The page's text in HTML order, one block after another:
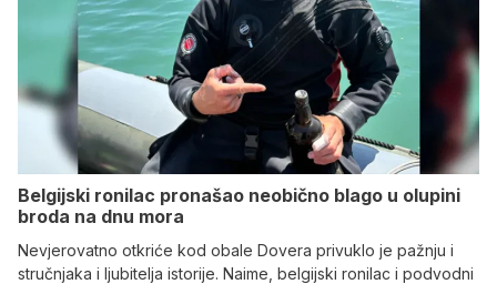
Belgijski ronilac pronašao neobično blago u olupini
broda na dnu mora
Nevjerovatno otkriće kod obale Dovera privuklo je pažnju i
stručnjaka i ljubitelja istorije. Naime, belgijski ronilac i podvodni